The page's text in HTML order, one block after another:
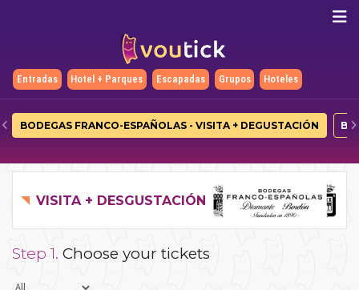
Entradas Hotel + Parques Escapadas Grupos Hoteles
BODEGAS FRANCO-ESPAÑOLAS - VISITA + DEGUSTACIÓN
VISITA + DESGUSTACIÓN
Step 1. Choose your tickets